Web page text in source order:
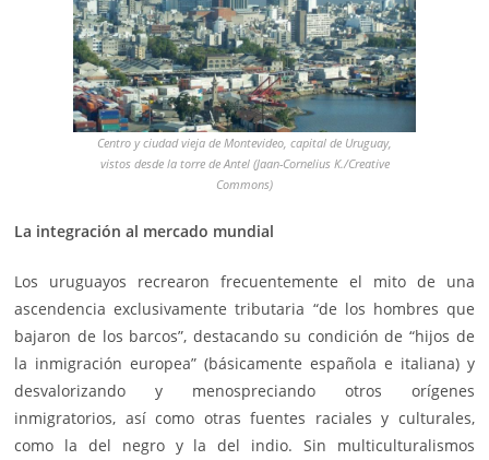
Centro y ciudad vieja de Montevideo, capital de Uruguay,
vistos desde la torre de Antel (Jaan-Cornelius K./Creative
Commons)
La integración al mercado mundial
Los uruguayos recrearon frecuentemente el mito de una
ascendencia exclusivamente tributaria “de los hombres que
bajaron de los barcos”, destacando su condición de “hijos de
la inmigración europea” (básicamente española e italiana) y
desvalorizando y menospreciando otros orígenes
inmigratorios, así como otras fuentes raciales y culturales,
como la del negro y la del indio. Sin multiculturalismos